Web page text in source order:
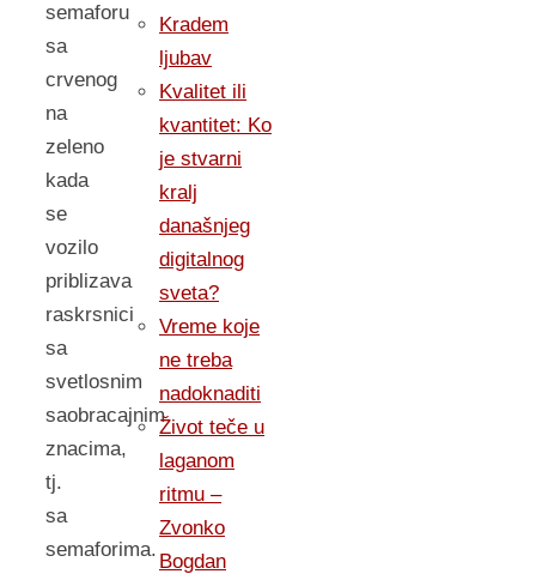
semaforu
sa
crvenog
na
zeleno
kada
se
vozilo
priblizava
raskrsnici
sa
svetlosnim
saobracajnim
znacima,
tj.
sa
semaforima.
Kradem
ljubav
Kvalitet ili
kvantitet: Ko
je stvarni
kralj
današnjeg
digitalnog
sveta?
Vreme koje
ne treba
nadoknaditi
Život teče u
laganom
ritmu –
Zvonko
Bogdan